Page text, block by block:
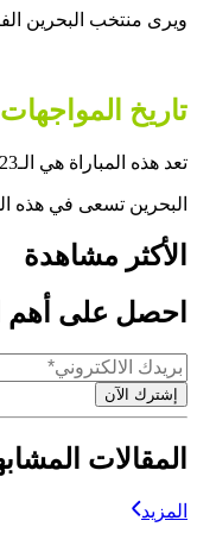
ويرى منتخب البحرين
تاريخ
تعد هذه المباراة هي الـ23 بين عمان والبحرين في تاريخ البطولة، حيث تتفوق البحرين برصيد 8 انتصارات مقابل 5 هزائم و9 تعادلات.
البحرين تسعى في هذه
الأكثر مشاهدة
احصل على أهم
إشترك الآن
المقالات
المزيد